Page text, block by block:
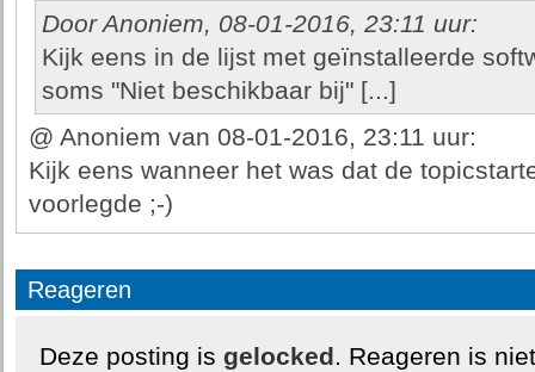
Door Anoniem, 08-01-2016, 23:11 uur:
Kijk eens in de lijst met geïnstalleerde
soms "Niet beschikbaar bij" [...]
@ Anoniem van 08-01-2016, 23:11 uur:
Kijk eens wanneer het was dat de
voorlegde ;-)
Reageren
Deze posting is gelocked. Reageren is